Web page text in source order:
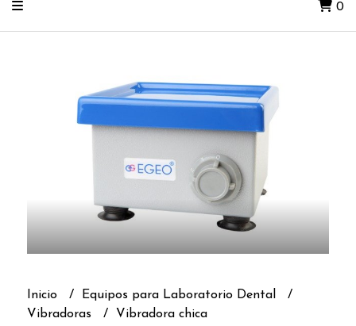
0
Inicio
Equipos para Laboratorio Dental
Vibradoras
Vibradora chica